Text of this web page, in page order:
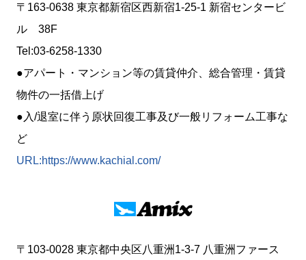
〒163-0638 東京都新宿区西新宿1-25-1 新宿センタービ
ル 38F
Tel:03-6258-1330
●アパート・マンション等の賃貸仲介、総合管理・賃貸
物件の一括借上げ
●入/退室に伴う原状回復工事及び一般リフォーム工事な
ど
URL:https://www.kachial.com/
〒103-0028 東京都中央区八重洲1-3-7 八重洲ファース